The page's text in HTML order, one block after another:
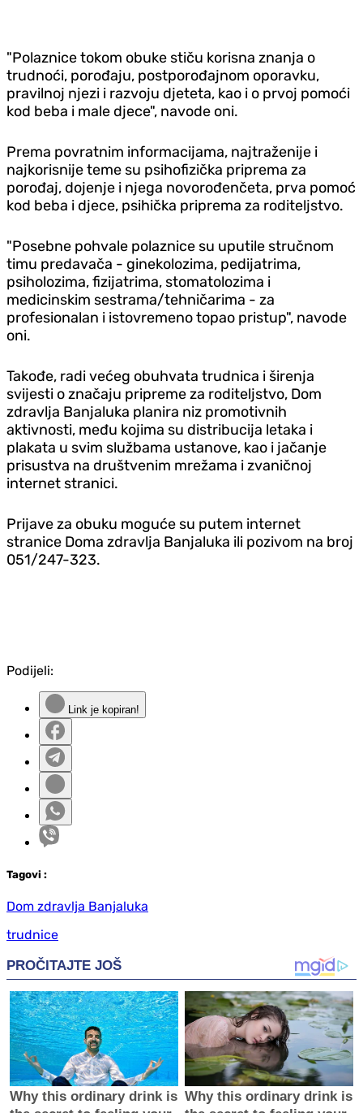
"Polaznice tokom obuke stiču korisna znanja o
trudnoći, porođaju, postporođajnom oporavku,
pravilnoj njezi i razvoju djeteta, kao i o prvoj pomoći
kod beba i male djece", navode oni.
Prema povratnim informacijama, najtraženije i
najkorisnije teme su psihofizička priprema za
porođaj, dojenje i njega novorođenčeta, prva pomoć
kod beba i djece, psihička priprema za roditeljstvo.
"Posebne pohvale polaznice su uputile stručnom
timu predavača - ginekolozima, pedijatrima,
psiholozima, fizijatrima, stomatolozima i
medicinskim sestrama/tehničarima - za
profesionalan i istovremeno topao pristup", navode
oni.
Takođe, radi većeg obuhvata trudnica i širenja
svijesti o značaju pripreme za roditeljstvo, Dom
zdravlja Banjaluka planira niz promotivnih
aktivnosti, među kojima su distribucija letaka i
plakata u svim službama ustanove, kao i jačanje
prisustva na društvenim mrežama i zvaničnoj
internet stranici.
Prijave za obuku moguće su putem internet
stranice Doma zdravlja Banjaluka ili pozivom na broj
051/247-323.
Podijeli:
Link je kopiran!
Tagovi :
Dom zdravlja Banjaluka
trudnice